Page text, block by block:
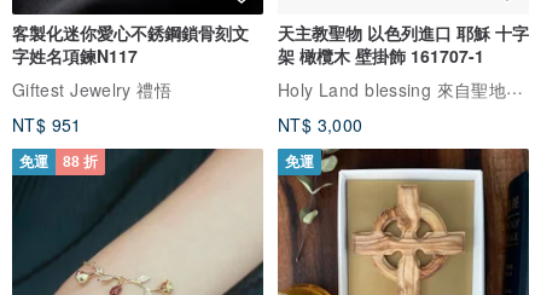
客製化迷你愛心不銹鋼鎖骨刻文
字姓名項鍊N117
Giftest Jewelry 禮悟
NT$ 951
天主教聖物 以色列進口 耶穌 十字
架 橄欖木 壁掛飾 161707-1
Holy Land blessing 來自聖地的祝福
NT$ 3,000
免運 88 折 免運